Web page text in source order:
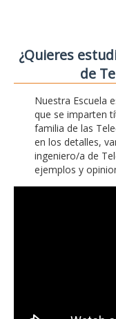
¿Quieres
de
Nuestra Escuela
que se imparten
familia de las
en los detalles,
ingeniero/a de
ejemplos y